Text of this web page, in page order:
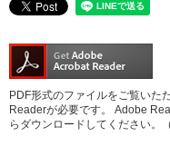
PDF形式のファイルをご覧いた
Readerが必要です。
Adobe
らダウンロードしてください。